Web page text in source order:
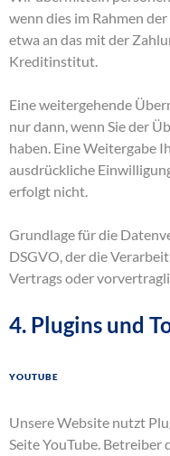
wenn dies im Rahmen
etwa an das mit der
Kreditinstitut.
Eine weitergehende
nur dann, wenn Sie der
haben. Eine Weitergabe
ausdrückliche
erfolgt nicht.
Grundlage für die
DSGVO, der die
Vertrags oder
4. Plugins und
YouTube
Unsere Website nutzt
Seite YouTube. Betreiber